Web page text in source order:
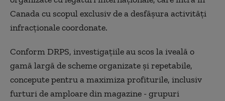
Canada cu scopul exclusiv de a desfăşura activităţi
infracţionale coordonate.
Conform DRPS, investigaţiile au scos la iveală o
gamă largă de scheme organizate şi repetabile,
concepute pentru a maximiza profiturile, inclusiv
furturi de amploare din magazine - grupuri